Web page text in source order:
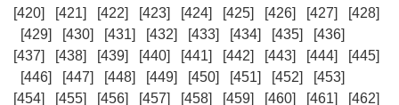
[420]
[421] [422] [423] [424] [425] [426] [427]
[428]
[429]
[430] [431] [432] [433] [434] [435]
[436]
[437]
[438] [439] [440] [441] [442] [443] [444]
[445]
[446]
[447] [448] [449] [450] [451] [452]
[453]
[454]
[455] [456] [457] [458] [459] [460] [461]
[462]